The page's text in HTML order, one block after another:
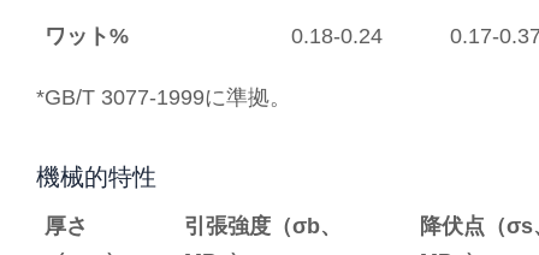
ワット% 0.18-0.24 0.17-
*GB/T 3077-1999に準拠。
機械的特性
厚さ
引張強度（σb、
降伏点（σs